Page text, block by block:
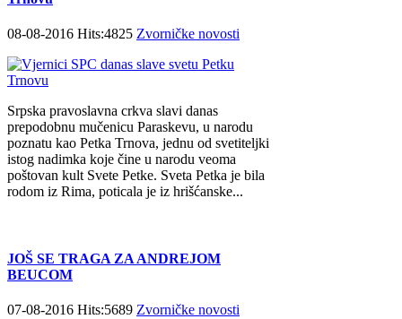
08-08-2016 Hits:4825 Zvorničke novosti
Srpska pravoslavna crkva slavi danas
prepodobnu mučenicu Paraskevu, u narodu
poznatu kao Petka Trnova, jednu od svetiteljki
istog nadimka koje čine u narodu veoma
poštovan kult Svete Petke. Sveta Petka je bila
rodom iz Rima, poticala je iz hrišćanske...
JOŠ SE TRAGA ZA ANDREJOM
BEUCOM
07-08-2016 Hits:5689 Zvorničke novosti